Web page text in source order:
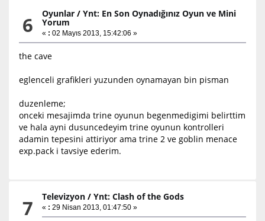
6 Oyunlar /Ynt: En Son Oynadığınız Oyun ve Mini
Yorum
« : 02 Mayıs 2013, 15:42:06 »
the cave
eglenceli grafikleri yuzunden oynamayan bin pisman
duzenleme;
onceki mesajimda trine oyunun begenmedigimi belirttim
ve hala ayni dusuncedeyim trine oyunun kontrolleri
adamin tepesini attiriyor ama trine 2 ve goblin menace
exp.pack i tavsiye ederim.
7 Televizyon /Ynt: Clash of the Gods
« : 29 Nisan 2013, 01:47:50 »